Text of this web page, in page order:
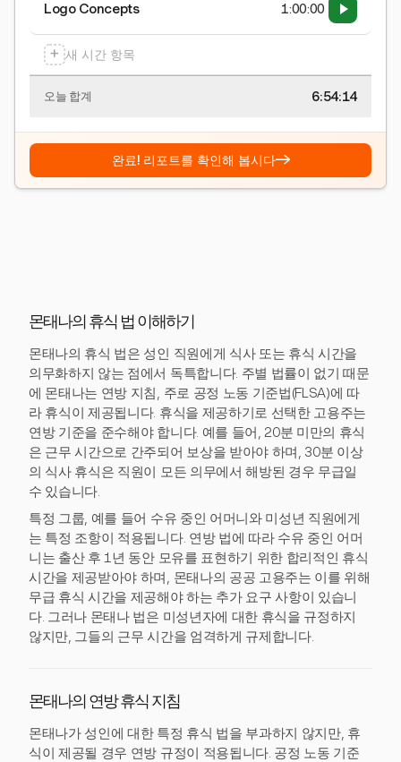
Logo Concepts 1:00:00
+ 새 시간 항목
오늘 합계 6:54:15
완료! 리포트를 확인해 봅시다→
몬태나의 휴식 법 이해하기
몬태나의 휴식 법은 성인 직원에게 식사 또는 휴식 시간을
의무화하지 않는 점에서 독특합니다. 주별 법률이 없기 때문
에 몬태나는 연방 지침, 주로 공정 노동 기준법(FLSA)에 따
라 휴식이 제공됩니다. 휴식을 제공하기로 선택한 고용주는
연방 기준을 준수해야 합니다. 예를 들어, 20분 미만의 휴식
은 근무 시간으로 간주되어 보상을 받아야 하며, 30분 이상
의 식사 휴식은 직원이 모든 의무에서 해방된 경우 무급일
수 있습니다.
특정 그룹, 예를 들어 수유 중인 어머니와 미성년 직원에게
는 특정 조항이 적용됩니다. 연방 법에 따라 수유 중인 어머
니는 출산 후 1년 동안 모유를 표현하기 위한 합리적인 휴식
시간을 제공받아야 하며, 몬태나의 공공 고용주는 이를 위해
무급 휴식 시간을 제공해야 하는 추가 요구 사항이 있습니
다. 그러나 몬태나 법은 미성년자에 대한 휴식을 규정하지
않지만, 그들의 근무 시간을 엄격하게 규제합니다.
몬태나의 연방 휴식 지침
몬태나가 성인에 대한 특정 휴식 법을 부과하지 않지만, 휴
식이 제공될 경우 연방 규정이 적용됩니다. 공정 노동 기준